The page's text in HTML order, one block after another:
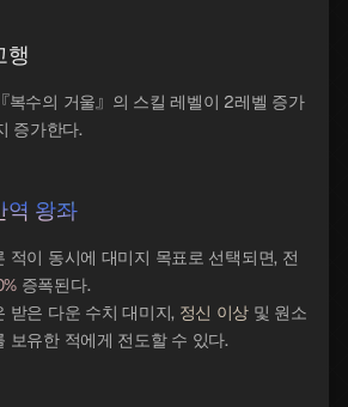
행
복수의 거울』의 스킬 레벨이 2레벨 증가
증가한다.
역 왕좌
적이 동시에 대미지 목표로 선택되면, 전
증폭된다.
받은 다운 수치 대미지, 정신 이상 및 원소
보유한 적에게 전도할 수 있다.